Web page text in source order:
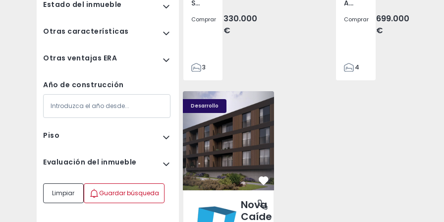
Estado del inmueble
Otras características
Otras ventajas ERA
Año de construcción
Piso
Evaluación del inmueble
Limpiar Guardar búsqueda
Santo António dos Cavaleiros e Frielas, Lisboa
Comprar
330.000
€
3
85
93
7
Atalaia e Alto Estanqueiro-Jardia, Setúbal
Comprar
699.000
€
4
Desarrollo
Nova Caíde - 13 Nova Caíde - 1 Nova Caíde - 1
Caíde de Rei, Porto
Favorito
Nova
Caíde